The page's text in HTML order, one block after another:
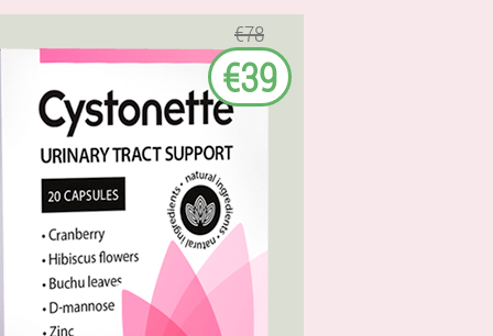
€78
€39